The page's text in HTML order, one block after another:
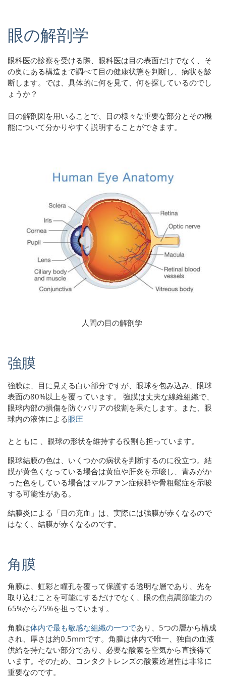
眼の解剖学
眼科医の診察を受ける際、眼科医は目の表面だけでなく、そ
の奥にある構造まで調べて目の健康状態を判断し、病状を診
断します。では、具体的に何を見て、何を探しているのでし
ょうか？
目の解剖図を用いることで、目の様々な重要な部分とその機
能について分かりやすく説明することができます。
人間の目の解剖学
強膜
強膜は、目に見える白い部分ですが、眼球を包み込み、眼球
表面の80%以上を覆っています。 強膜は丈夫な線維組織で、
眼球内部の損傷を防ぐバリアの役割を果たします。また、眼
球内の液体による眼圧
とともに 、眼球の形状を維持する役割も担っています。
眼球結膜の色は、いくつかの病状を判断するのに役立つ。結
膜が黄色くなっている場合は黄疸や肝炎を示唆し、青みがか
った色をしている場合はマルファン症候群や骨粗鬆症を示唆
する可能性がある。
結膜炎による「目の充血」は、実際には強膜が赤くなるので
はなく、結膜が赤くなるのです。
角膜
角膜は、虹彩と瞳孔を覆って保護する透明な層であり、光を
取り込むことを可能にするだけでなく、眼の焦点調節能力の
65%から75%を担っています。
角膜は体内で最も敏感な組織の一つであり、5つの層から構成
され、厚さは約0.5mmです。角膜は体内で唯一、独自の血液
供給を持たない部分であり、必要な酸素を空気から直接得て
います。そのため、コンタクトレンズの酸素透過性は非常に
重要なのです。